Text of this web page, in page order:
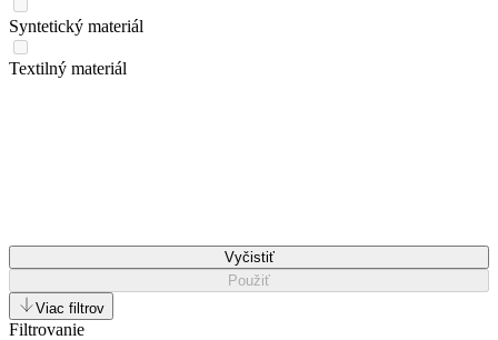
Syntetický materiál
Textilný materiál
Vyčistiť
Použiť
Viac filtrov
Filtrovanie